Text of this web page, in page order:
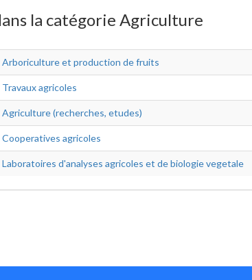
la catégorie Agriculture
Arboriculture et production de fruits
Travaux agricoles
Agriculture (recherches, etudes)
Cooperatives agricoles
Laboratoires d'analyses agricoles et de biologie vegetale